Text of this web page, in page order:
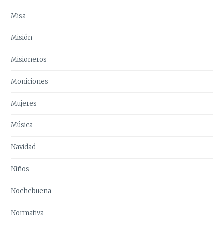
Misa
Misión
Misioneros
Moniciones
Mujeres
Música
Navidad
Niños
Nochebuena
Normativa